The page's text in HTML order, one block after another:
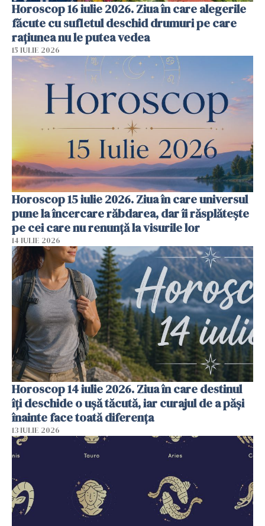
Horoscop 16 iulie 2026. Ziua în care alegerile
făcute cu sufletul deschid drumuri pe care
rațiunea nu le putea vedea
15 IULIE 2026
Horoscop 15 iulie 2026. Ziua în care universul
pune la încercare răbdarea, dar îi răsplătește
pe cei care nu renunță la visurile lor
14 IULIE 2026
Horoscop 14 iulie 2026. Ziua în care destinul
îți deschide o ușă tăcută, iar curajul de a păși
înainte face toată diferența
13 IULIE 2026